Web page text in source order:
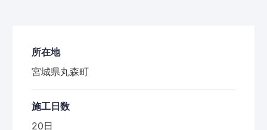
所在地
宮城県丸森町
施工日数
20日